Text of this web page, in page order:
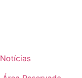
Notícias